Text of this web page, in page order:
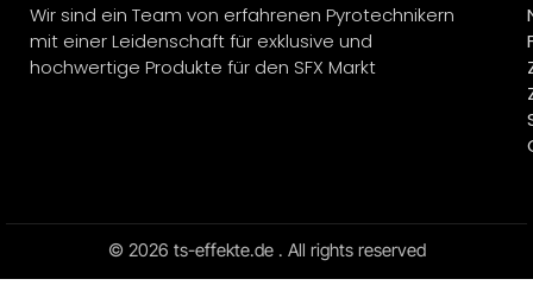
Wir sind ein Team von erfahrenen Pyrotechnikern
mit einer Leidenschaft für exklusive und
hochwertige Produkte für den SFX Markt
© 2026 ts-effekte.de . All rights reserved